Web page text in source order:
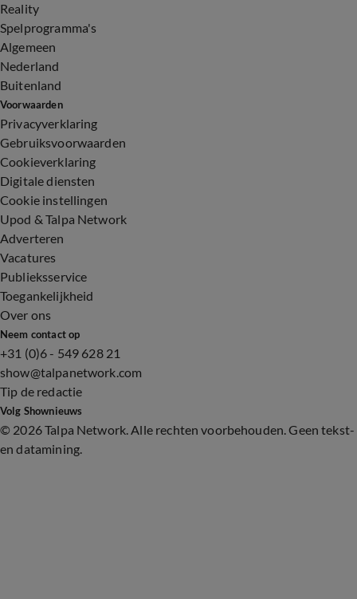
Reality
Spelprogramma's
Algemeen
Nederland
Buitenland
Voorwaarden
Privacyverklaring
Gebruiksvoorwaarden
Cookieverklaring
Digitale diensten
Cookie instellingen
Upod & Talpa Network
Adverteren
Vacatures
Publieksservice
Toegankelijkheid
Over ons
Neem contact op
+31 (0)6 - 549 628 21
show@talpanetwork.com
Tip de redactie
Volg Shownieuws
© 2026 Talpa Network. Alle rechten voorbehouden. Geen tekst-
en datamining.